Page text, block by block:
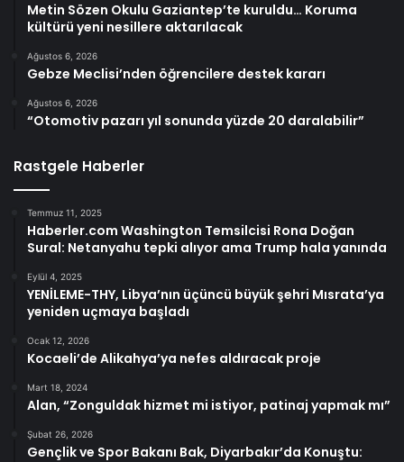
Metin Sözen Okulu Gaziantep’te kuruldu… Koruma
kültürü yeni nesillere aktarılacak
Ağustos 6, 2026
Gebze Meclisi’nden öğrencilere destek kararı
Ağustos 6, 2026
“Otomotiv pazarı yıl sonunda yüzde 20 daralabilir”
Rastgele Haberler
Temmuz 11, 2025
Haberler.com Washington Temsilcisi Rona Doğan
Sural: Netanyahu tepki alıyor ama Trump hala yanında
Eylül 4, 2025
YENİLEME-THY, Libya’nın üçüncü büyük şehri Mısrata’ya
yeniden uçmaya başladı
Ocak 12, 2026
Kocaeli’de Alikahya’ya nefes aldıracak proje
Mart 18, 2024
Alan, “Zonguldak hizmet mi istiyor, patinaj yapmak mı”
Şubat 26, 2026
Gençlik ve Spor Bakanı Bak, Diyarbakır’da Konuştu: